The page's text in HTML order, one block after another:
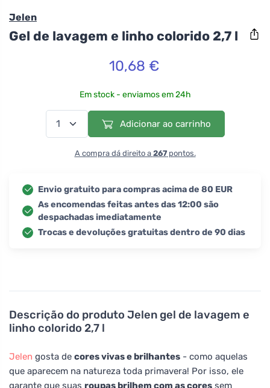
Descrição do produto Jelen gel de lavagem e
linho colorido 2,7 l
Jelen gosta de cores vivas e brilhantes - como aquelas
que aparecem na natureza toda primavera! Por isso, ele
garante que suas roupas brilhem com as cores sem
Jelen
Gel de lavagem e linho colorido 2,7 l
10,68 €
Em stock - enviamos em 24h
Adicionar ao carrinho
A compra dá direito a 267pontos.
Envio gratuito para compras acima de 80 EUR
As encomendas feitas antes das 12:00 são
despachadas imediatamente
Trocas e devoluções gratuitas dentro de 90 dias